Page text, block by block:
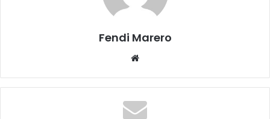
Fendi Marero